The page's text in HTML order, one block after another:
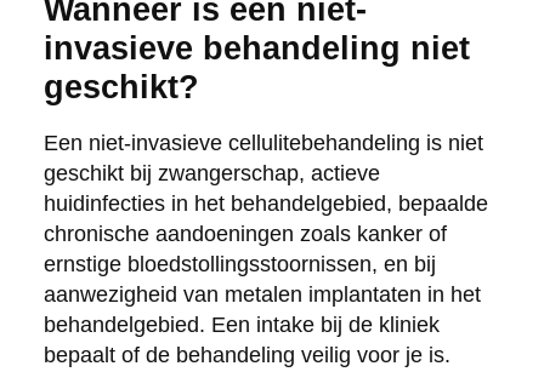
Wanneer is een niet-
invasieve behandeling niet
geschikt?
Een niet-invasieve cellulitebehandeling is niet
geschikt bij zwangerschap, actieve
huidinfecties in het behandelgebied, bepaalde
chronische aandoeningen zoals kanker of
ernstige bloedstollingsstoornissen, en bij
aanwezigheid van metalen implantaten in het
behandelgebied. Een intake bij de kliniek
bepaalt of de behandeling veilig voor je is.